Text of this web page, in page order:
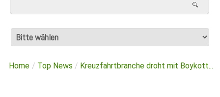
Home / Top News / Kreuzfahrtbranche droht mit Boykott...